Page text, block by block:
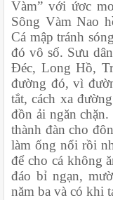
Vàm” với ứơc
Sông Vàm Nao
Cá mập tránh
đó vô số. Sưu
Đéc, Long Hồ,
đường đó, vì
tắt, cách xa
đồn ải ngăn
thành đàn cho
làm ống nổi rồi
để cho cá không
đáo bỉ ngạn,
năm ba và có khi